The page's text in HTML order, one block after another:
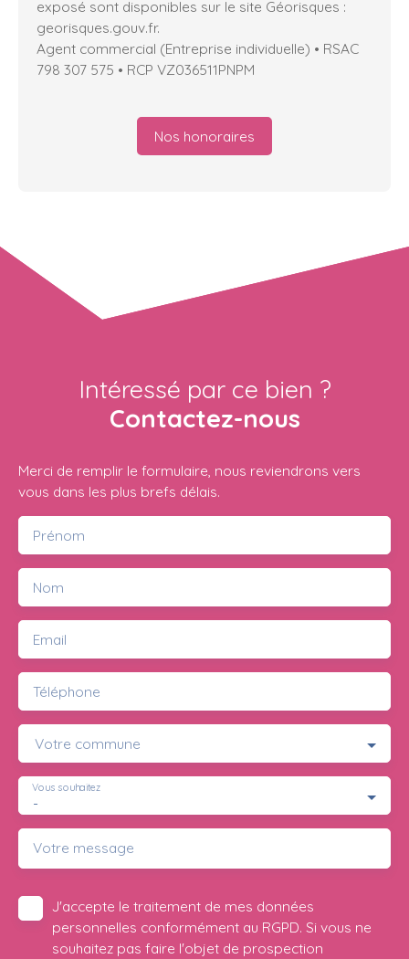
exposé sont disponibles sur le site Géorisques :
georisques.gouv.fr.
Agent commercial (Entreprise individuelle) • RSAC
798 307 575 • RCP VZ036511PNPM
Nos honoraires
Intéressé par ce bien ?
Contactez-nous
Merci de remplir le formulaire, nous reviendrons vers
vous dans les plus brefs délais.
Prénom
Nom
Email
Téléphone
Votre commune
-
Vous souhaitez
Votre message
J'accepte le traitement de mes données
personnelles conformément au RGPD. Si vous ne
souhaitez pas faire l'objet de prospection